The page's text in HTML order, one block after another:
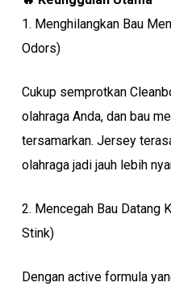
1. Menghilangkan Bau
Odors)
Cukup semprotkan
olahraga Anda, dan bau
tersamarkan. Jersey
olahraga jadi jauh lebih
2. Mencegah Bau Datang
Stink)
Dengan active formula